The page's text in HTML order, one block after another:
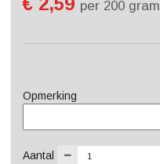
per 200 gram
Opmerking
Aantal